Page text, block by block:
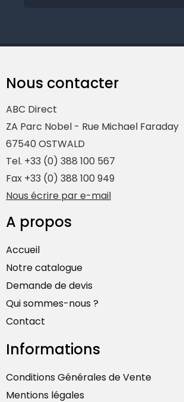
Nous contacter
ABC Direct
ZA Parc Nobel - Rue Michael Faraday
67540 OSTWALD
Tel. +33 (0) 388 100 567
Fax +33 (0) 388 100 949
Nous écrire par e-mail
A propos
Accueil
Notre catalogue
Demande de devis
Qui sommes-nous ?
Contact
Informations
Conditions Générales de Vente
Mentions légales